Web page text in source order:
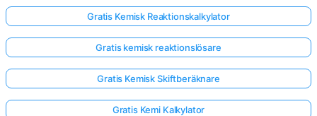
Gratis Kemisk Reaktionskalkylator
Gratis kemisk reaktionslösare
Gratis Kemisk Skiftberäknare
Gratis Kemi Kalkylator